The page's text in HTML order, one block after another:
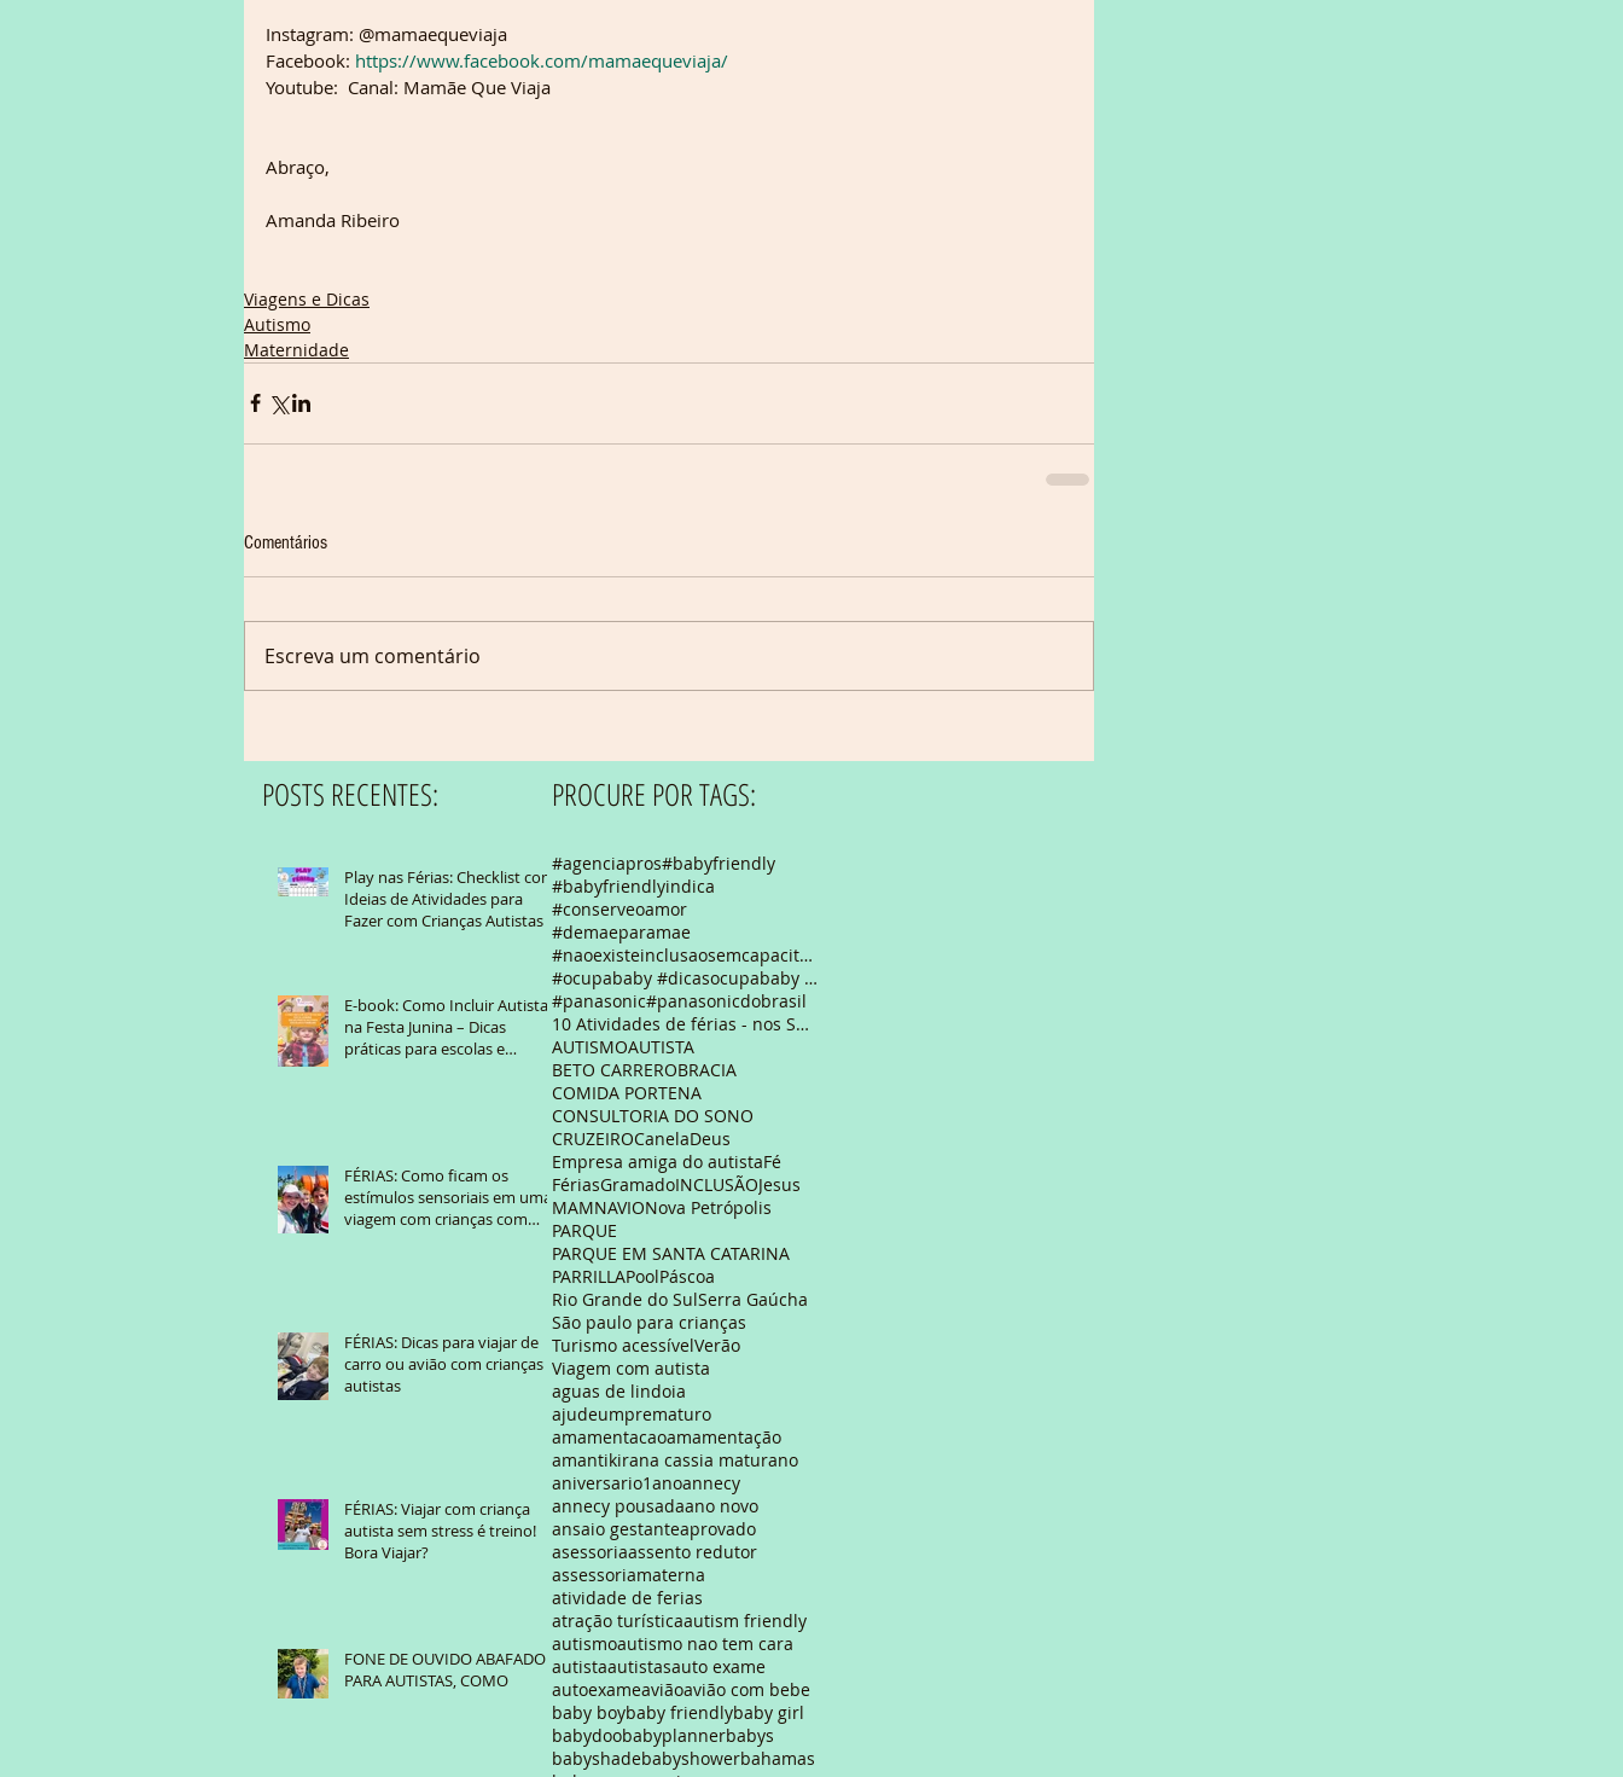
Instagram: @mamaequeviaja
Facebook: https://www.facebook.com/mamaequeviaja/
Youtube:  Canal: Mamãe Que Viaja
Abraço,
Amanda Ribeiro
Viagens e Dicas
Autismo
Maternidade
Comentários
Escreva um comentário
POSTS RECENTES: PROCURE POR TAGS:
Play nas Férias: Checklist com
Ideias de Atividades para
Fazer com Crianças Autistas
E-book: Como Incluir Autistas
na Festa Junina – Dicas
práticas para escolas e
FÉRIAS: Como ficam os
estímulos sensoriais em uma
viagem com crianças com
FÉRIAS: Dicas para viajar de
carro ou avião com crianças
autistas
FÉRIAS: Viajar com criança
autista sem stress é treino!
Bora Viajar?
FONE DE OUVIDO ABAFADOR
PARA AUTISTAS, COMO
#agenciapros#babyfriendly
#babyfriendlyindica
#conserveoamor
#demaeparamae
#naoexisteinclusaosemcapacitacao #autismo #autismfriendly #empresaamigadapessoaautista #empresaamig
#ocupababy #dicasocupababy #feriasemsp
#panasonic#panasonicdobrasil
10 Atividades de férias - nos Shoppings de São Pau
AUTISMOAUTISTA
BETO CARREROBRACIA
COMIDA PORTENA
CONSULTORIA DO SONO
CRUZEIROCanelaDeus
Empresa amiga do autistaFé
FériasGramadoINCLUSÃOJesus
MAMNAVIONova Petrópolis
PARQUE
PARQUE EM SANTA CATARINA
PARRILLAPoolPáscoa
Rio Grande do SulSerra Gaúcha
São paulo para crianças
Turismo acessívelVerão
Viagem com autista
aguas de lindoia
ajudeumprematuro
amamentacaoamamentação
amantikirana cassia maturano
aniversario1anoannecy
annecy pousadaano novo
ansaio gestanteaprovado
asessoriaassento redutor
assessoriamaterna
atividade de ferias
atração turísticaautism friendly
autismoautismo nao tem cara
autistaautistasauto exame
autoexameaviãoavião com bebe
baby boybaby friendlybaby girl
babydoobabyplannerbabys
babyshadebabyshowerbahamas